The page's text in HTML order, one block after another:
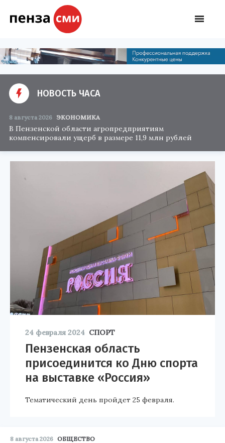
НОВОСТЬ ЧАСА
8 августа 2026 ЭКОНОМИКА
В Пензенской области агропредприятиям
компенсировали ущерб в размере 11,9 млн рублей
24 февраля 2024 СПОРТ
Пензенская область
присоединится ко Дню спорта
на выставке «Россия»
Тематический день пройдет 25 февраля.
8 августа 2026 ОБЩЕСТВО